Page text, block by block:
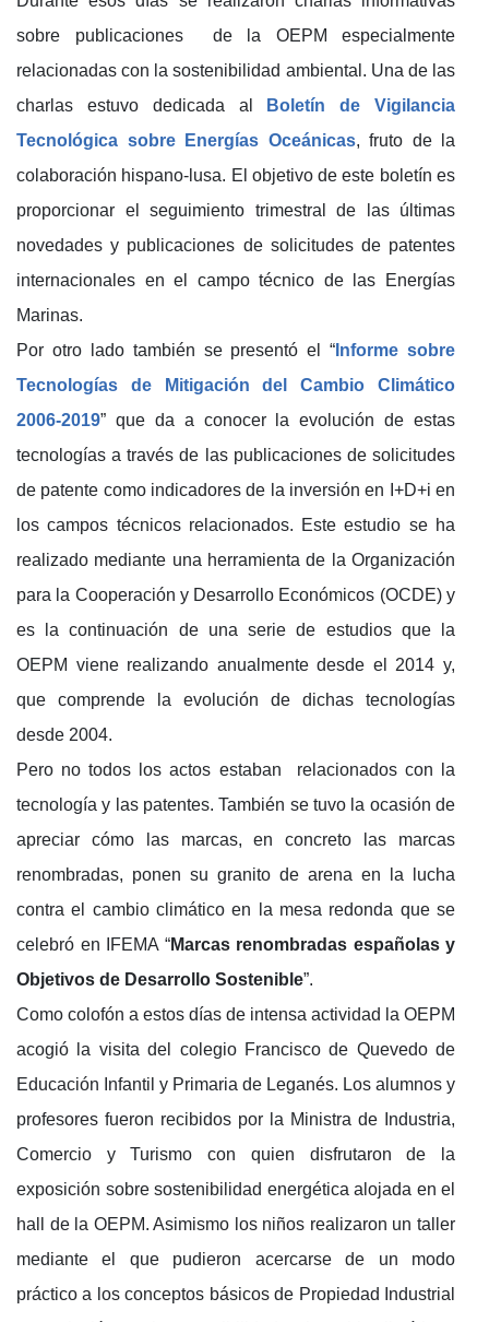
sobre publicaciones de la OEPM especialmente
relacionadas con la sostenibilidad ambiental. Una de las
charlas estuvo dedicada al
Boletín de Vigilancia
Tecnológica sobre Energías Oceánicas, fruto de la
colaboración hispano-lusa. El objetivo de este boletín es
proporcionar el seguimiento trimestral de las últimas
novedades y publicaciones de solicitudes de patentes
internacionales en el campo técnico de las Energías
Marinas.
Por otro lado también se presentó el “ Informe sobre
Tecnologías de Mitigación del Cambio Climático
2006-2019” que da a conocer la evolución de estas
tecnologías a través de las publicaciones de solicitudes
de patente como indicadores de la inversión en I+D+i en
los campos técnicos relacionados. Este estudio se ha
realizado mediante una herramienta de la Organización
para la Cooperación y Desarrollo Económicos (OCDE) y
es la continuación de una serie de estudios que la
OEPM viene realizando anualmente desde el 2014 y,
que comprende la evolución de dichas tecnologías
desde 2004.
Pero no todos los actos estaban relacionados con la
tecnología y las patentes. También se tuvo la ocasión de
apreciar cómo las marcas, en concreto las marcas
renombradas, ponen su granito de arena en la lucha
contra el cambio climático en la mesa redonda que se
celebró en IFEMA “Marcas renombradas españolas y
Objetivos de Desarrollo Sostenible”.
Como colofón a estos días de intensa actividad la OEPM
acogió la visita del colegio Francisco de Quevedo de
Educación Infantil y Primaria de Leganés. Los alumnos y
profesores fueron recibidos por la Ministra de Industria,
Comercio y Turismo con quien disfrutaron de la
exposición sobre sostenibilidad energética alojada en el
hall de la OEPM. Asimismo los niños realizaron un taller
mediante el que pudieron acercarse de un modo
práctico a los conceptos básicos de Propiedad Industrial